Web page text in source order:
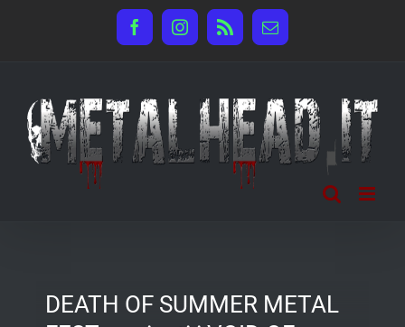
FacebookInstagram
Rss Email
DEATH OF SUMMER METAL